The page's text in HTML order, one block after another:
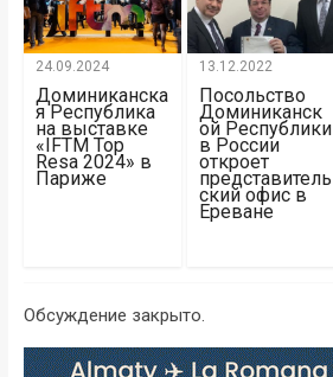
24.09.2024
Доминиканска
я Республика
на выставке
«IFTM Top
Resa 2024» в
Париже
13.12.2022
Посольство
Доминиканск
ой Республики
в России
откроет
представитель
ский офис в
Ереване
Обсуждение закрыто.